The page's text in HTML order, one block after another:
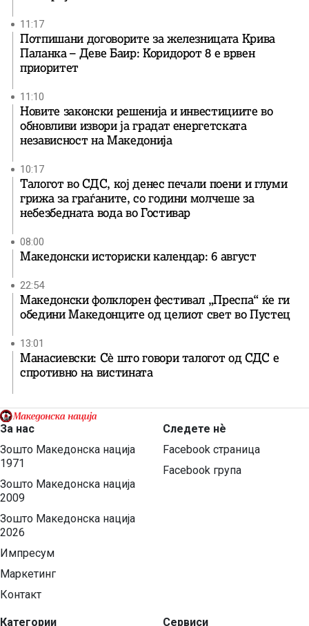
11:17
Потпишани договорите за железницата Крива
Паланка – Деве Баир: Коридорот 8 е врвен
приоритет
11:10
Новите законски решенија и инвестициите во
обновливи извори ја градат енергетската
независност на Македонија
10:17
Талогот во СДС, кој денес печали поени и глуми
грижа за граѓаните, со години молчеше за
небезбедната вода во Гостивар
08:00
Македонски историски календар: 6 август
22:54
Македонски фолклорен фестивал „Преспа“ ќе ги
обедини Македонците од целиот свет во Пустец
13:01
Манасиевски: Сè што говори талогот од СДС е
спротивно на вистината
За нас
Зошто Македонска нација
1971
Зошто Македонска нација
2009
Зошто Македонска нација
2026
Импресум
Маркетинг
Контакт
Категории
Следете нѐ
Facebook страница
Facebook група
Сервиси